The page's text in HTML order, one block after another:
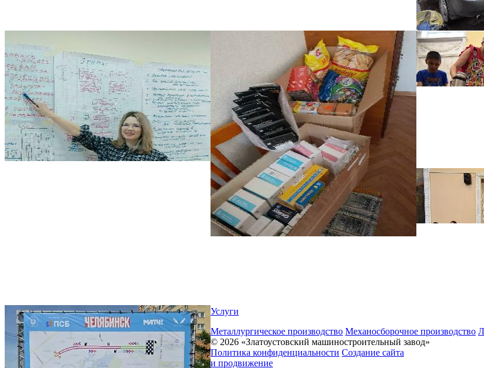
Услуги
Металлургическое производство Механосборочное производство
© 2026 «Златоустовский машиностроительный завод»
Политика конфиденциальности Создание сайта
и продвижение